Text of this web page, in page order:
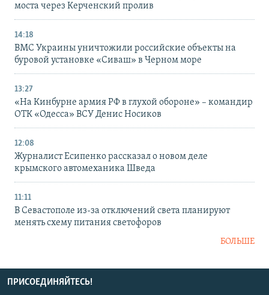
моста через Керченский пролив
14:18
ВМС Украины уничтожили российские объекты на
буровой установке «Сиваш» в Черном море
13:27
«На Кинбурне армия РФ в глухой обороне» – командир
ОТК «Одесса» ВСУ Денис Носиков
12:08
Журналист Есипенко рассказал о новом деле
крымского автомеханика Шведа
11:11
В Севастополе из-за отключений света планируют
менять схему питания светофоров
БОЛЬШЕ
ПРИСОЕДИНЯЙТЕСЬ!